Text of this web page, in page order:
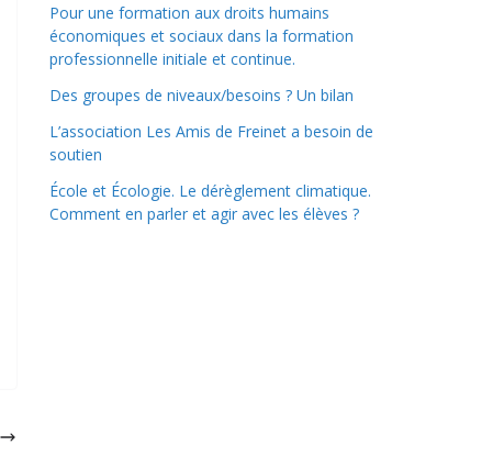
Pour une formation aux droits humains
économiques et sociaux dans la formation
professionnelle initiale et continue.
Des groupes de niveaux/besoins ? Un bilan
L’association Les Amis de Freinet a besoin de
soutien
École et Écologie. Le dérèglement climatique.
Comment en parler et agir avec les élèves ?